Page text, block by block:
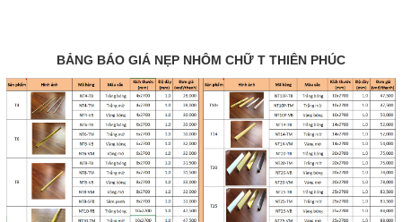
BẢNG BÁO GIÁ NẸP NHÔM CHỮ T THIÊN PHÚC